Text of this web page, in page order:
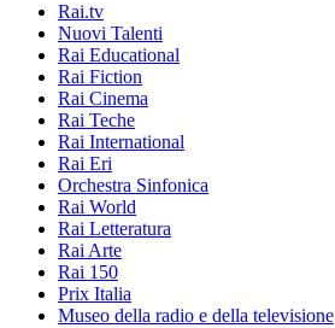
Rai.tv
Nuovi Talenti
Rai Educational
Rai Fiction
Rai Cinema
Rai Teche
Rai International
Rai Eri
Orchestra Sinfonica
Rai World
Rai Letteratura
Rai Arte
Rai 150
Prix Italia
Museo della radio e della televisione